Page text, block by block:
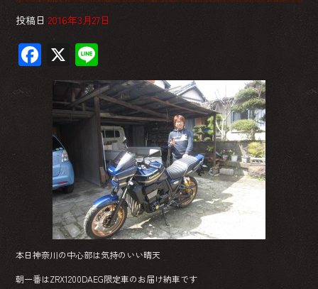
投稿日 2016年3月27日
F
ac
b
o
ok
X
ne
本日神奈川の中心部は気持のいい晴天
朝一番はZRX1200DAEG限定車のお届け納車です